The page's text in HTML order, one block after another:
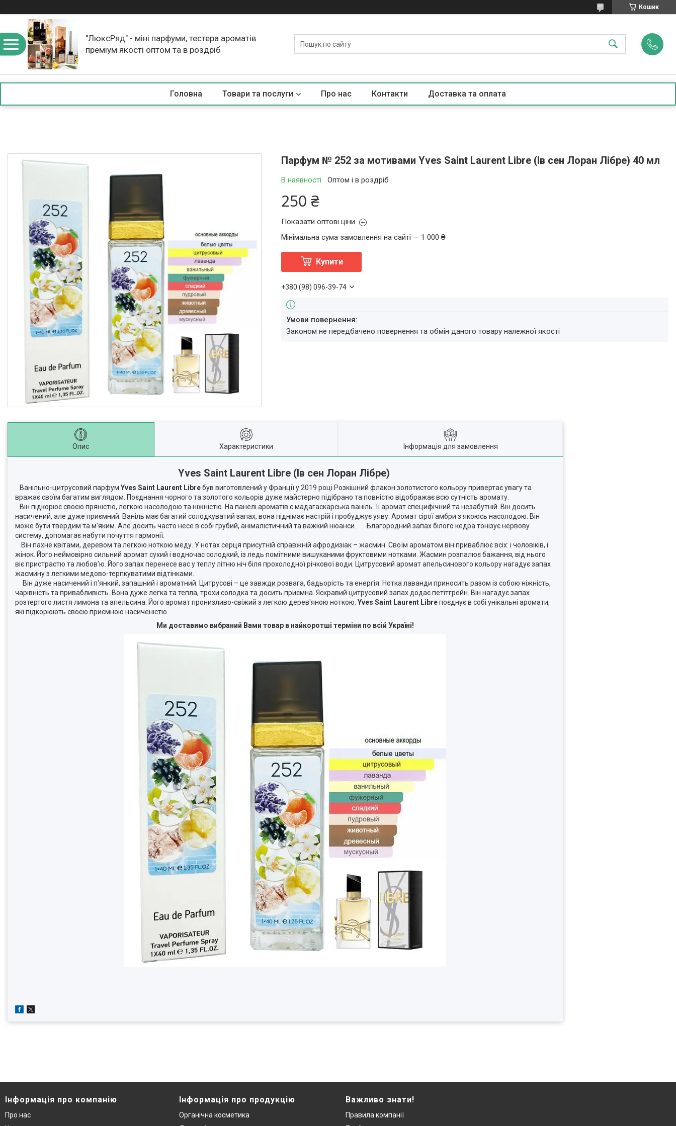
Кошик
"ЛюксРяд" - міні парфуми, тестера ароматів
преміум якості оптом та в роздріб
Головна Товари та послуги Про нас Контакти Доставка та оплата
Парфум № 252 за мотивами Yves Saint Laurent Libre (Ів сен Лоран Лібре) 40 мл
В наявності Оптом і в роздріб
250 ₴
Показати оптові ціни
Мінімальна сума замовлення на сайті — 1 000 ₴
Купити
+380 (98) 096-39-74
Законом не передбачено повернення та обмін даного товару належної якості
Опис Характеристики Інформація для замовлення
Yves Saint Laurent Libre (Ів сен Лоран Лібре)
Ванільно-цитрусовий парфум Yves Saint Laurent Libreбув виготовлений у Франції у 2019 році.Розкішний флакон золотистого кольору привертає увагу та
вражає своїм багатим виглядом. Поєднання чорного та золотого кольорів дуже майстерно підібрано та повністю відображає всю сутність аромату.
Він підкорює своєю пряністю, легкою насолодою та ніжністю. На панелі ароматів є мадагаскарська ваніль. Її аромат специфічний та незабутній. Він досить
насичений, але дуже приємний. Ваніль має багатий солодкуватий запах, вона піднімає настрій і пробуджує уяву. Аромат сірої амбри з якоюсь насолодою. Він
може бути твердим та м'яким. Але досить часто несе в собі грубий, анімалістичний та важкий нюанси. Благородний запах білого кедра тонізує нервову
систему, допомагає набути почуття гармонії.
Він пахне квітами, деревом та легкою ноткою меду. У нотах серця присутній справжній афродизіак – жасмин. Своїм ароматом він приваблює всіх: і чоловіків, і
жінок. Його неймовірно сильний аромат сухий і водночас солодкий, із ледь помітними вишуканими фруктовими нотками. Жасмин розпалює бажання, від нього
віє пристрастю та любов'ю. Його запах перенесе вас у теплу літню ніч біля прохолодної річкової води. Цитрусовий аромат апельсинового кольору нагадує запах
жасмину з легкими медово-терпкуватими відтінками.
Він дуже насичений і п'янкий, запашний і ароматний. Цитрусові – це завжди розвага, бадьорість та енергія. Нотка лаванди приносить разом із собою ніжність,
чарівність та привабливість. Вона дуже легка та тепла, трохи солодка та досить приємна. Яскравий цитрусовий запах додає петітгрейн. Він нагадує запах
розтертого листя лимона та апельсина. Його аромат пронизливо-свіжий з легкою дерев'яною ноткою. Yves Saint Laurent Libreпоєднує в собі унікальні аромати,
які підкорюють своєю приємною насиченістю.
Ми доставимо вибраний Вами товар в найкоротші терміни по всій Україні!
Інформація про компанію
Про нас
Інформація про продукцію
Органічна косметика
Важливо знати!
Правила компанії